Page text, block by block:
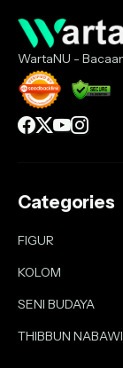
WartaNU -
Categories
FIGUR
KOLOM
SENI BUDAYA
THIBBUN NABAWI